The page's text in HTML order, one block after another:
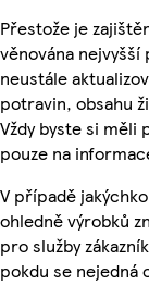
Přestože je
věnována
neustále
potravin, obsahu
Vždy byste si měli
pouze na
V případě
ohledně výrobků
pro služby
pokdu se nejedná